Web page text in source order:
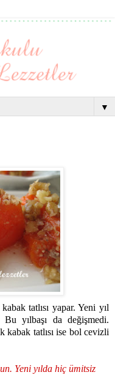
▼
tatlısı yapar. Yeni yıl
yılbaşı da değişmedi.
kabak tatlısı ise bol cevizli
Yeni yılda hiç ümitsiz